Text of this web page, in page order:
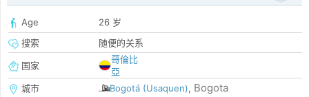
Age
26 岁
搜索
随便的关系
国家
哥倫比
亞
城市
Bogotá (Usaquen), Bogota